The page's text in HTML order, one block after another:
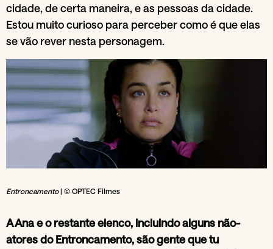
cidade, de certa maneira, e as pessoas da cidade.
Estou muito curioso para perceber como é que elas
se vão rever nesta personagem.
Entroncamento| © OPTEC Filmes
A Ana e o restante elenco, incluindo alguns não-
atores do Entroncamento, são gente que tu